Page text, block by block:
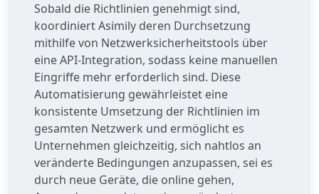
Sobald die Richtlinien genehmigt sind,
koordiniert Asimily deren Durchsetzung
mithilfe von Netzwerksicherheitstools über
eine API-Integration, sodass keine manuellen
Eingriffe mehr erforderlich sind. Diese
Automatisierung gewährleistet eine
konsistente Umsetzung der Richtlinien im
gesamten Netzwerk und ermöglicht es
Unternehmen gleichzeitig, sich nahtlos an
veränderte Bedingungen anzupassen, sei es
durch neue Geräte, die online gehen,